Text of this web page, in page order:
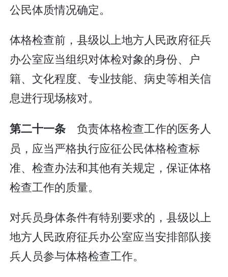
公民体质情况确定。
体格检查前，县级以上地方人民政府征兵
办公室应当组织对体检对象的身份、户
籍、文化程度、专业技能、病史等相关信
息进行现场核对。
第二十一条 负责体格检查工作的医务人
员，应当严格执行应征公民体格检查标
准、检查办法和其他有关规定，保证体格
检查工作的质量。
对兵员身体条件有特别要求的，县级以上
地方人民政府征兵办公室应当安排部队接
兵人员参与体格检查工作。